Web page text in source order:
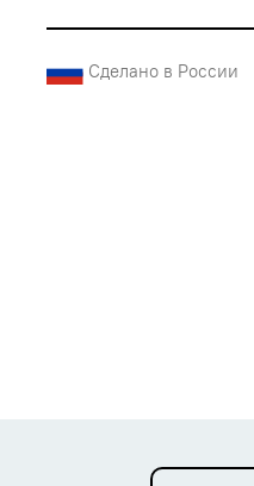
Сделано в России